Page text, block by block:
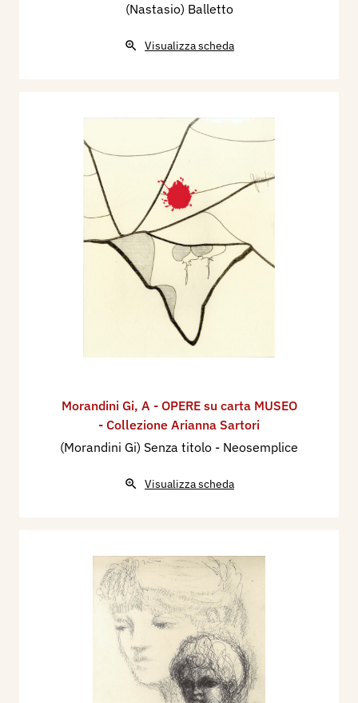
(Nastasio) Balletto
Visualizza scheda
Morandini Gi, A - OPERE su carta MUSEO
- Collezione Arianna Sartori
(Morandini Gi) Senza titolo - Neosemplice
Visualizza scheda